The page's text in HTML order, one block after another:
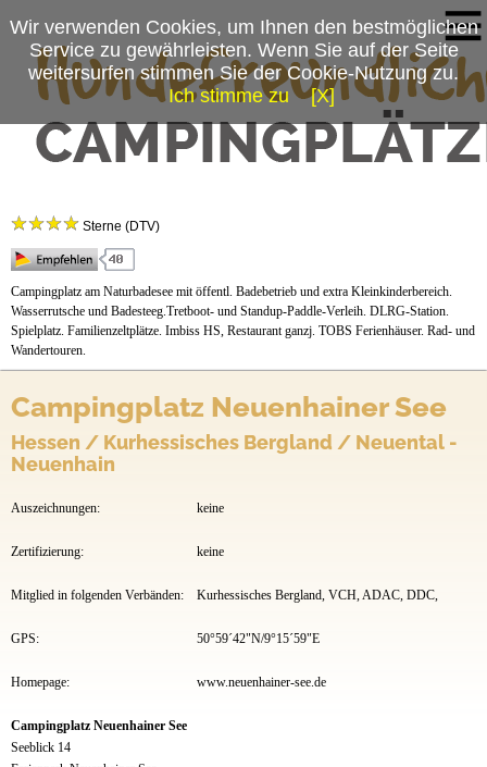
Campingplatzmenü
Stellplätze
Preise & Prospekte
Anfahrt
Sterne (DTV)
Campingplatz am Naturbadesee mit öffentl. Badebetrieb und extra Kleinkinderbereich.
Wasserrutsche und Badesteeg.Tretboot- und Standup-Paddle-Verleih. DLRG-Station.
Spielplatz. Familienzeltplätze. Imbiss HS, Restaurant ganzj. TOBS Ferienhäuser. Rad- und
Wandertouren.
Campingplatz Neuenhainer See
Hessen / Kurhessisches Bergland / Neuental -
Neuenhain
Auszeichnungen: keine
Zertifizierung: keine
Mitglied in folgenden Verbänden: Kurhessisches Bergland, VCH, ADAC, DDC,
GPS: 50°59´42"N/9°15´59"E
Homepage: www.neuenhainer-see.de
Campingplatz Neuenhainer See
Seeblick 14
Wir verwenden Cookies, um Ihnen den bestmöglichen
Service zu gewährleisten. Wenn Sie auf der Seite
weitersurfen stimmen Sie der Cookie-Nutzung zu.
Ich stimme zu
[X]